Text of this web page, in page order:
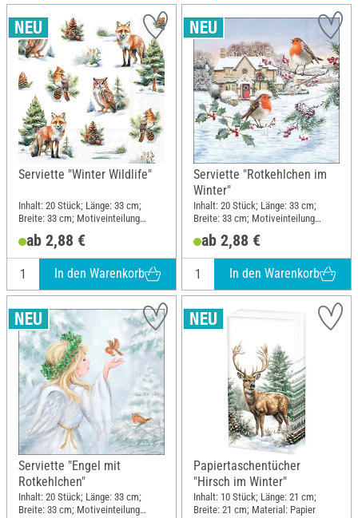
Serviette "Winter Wildlife"
Inhalt: 20 Stück; Länge: 33 cm;
Breite: 33 cm; Motiveinteilung
halbes Motiv; Material: Papier
ab 2,88 €
In den Warenkorb
Serviette "Rotkehlchen im
Winter"
Inhalt: 20 Stück; Länge: 33 cm;
Breite: 33 cm; Motiveinteilung
viertel Motiv; Material: Papier
ab 2,88 €
In den Warenkorb
Serviette "Engel mit
Rotkehlchen"
Inhalt: 20 Stück; Länge: 33 cm;
Breite: 33 cm; Motiveinteilung
Papiertaschentücher
"Hirsch im Winter"
Inhalt: 10 Stück; Länge: 21 cm;
Breite: 21 cm; Material: Papier